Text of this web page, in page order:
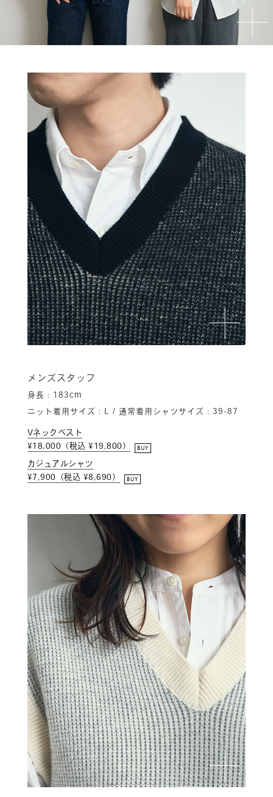
メンズスタッフ
身長：183cm
ニット着用サイズ：L / 通常着用シャツサイズ：39-87
Vネックベスト
¥18,000（税込 ¥19,800）
BUY
カジュアルシャツ
¥7,900（税込 ¥8,690）
BUY